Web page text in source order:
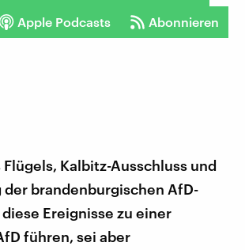
Apple Podcasts Abonnieren
Kalbitz-Ausschluss und
brandenburgischen AfD-
Ereignisse zu einer
führen, sei aber